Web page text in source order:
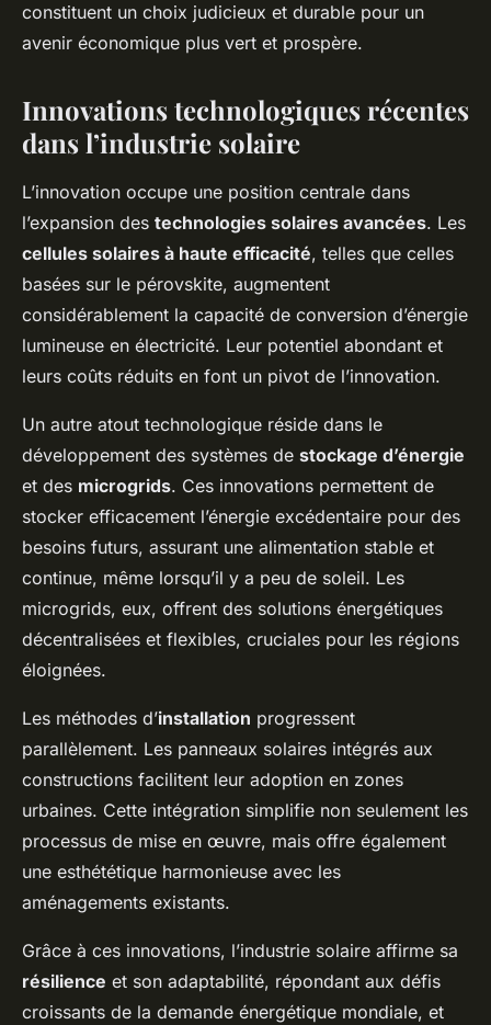
constituent un choix judicieux et durable pour un
avenir économique plus vert et prospère.
Innovations technologiques récentes
dans l’industrie solaire
L’innovation occupe une position centrale dans
l’expansion des technologies solaires avancées. Les
cellules solaires à haute efficacité, telles que celles
basées sur le pérovskite, augmentent
considérablement la capacité de conversion d’énergie
lumineuse en électricité. Leur potentiel abondant et
leurs coûts réduits en font un pivot de l’innovation.
Un autre atout technologique réside dans le
développement des systèmes de stockage d’énergie
et des microgrids. Ces innovations permettent de
stocker efficacement l’énergie excédentaire pour des
besoins futurs, assurant une alimentation stable et
continue, même lorsqu’il y a peu de soleil. Les
microgrids, eux, offrent des solutions énergétiques
décentralisées et flexibles, cruciales pour les régions
éloignées.
Les méthodes d’installation progressent
parallèlement. Les panneaux solaires intégrés aux
constructions facilitent leur adoption en zones
urbaines. Cette intégration simplifie non seulement les
processus de mise en œuvre, mais offre également
une esthététique harmonieuse avec les
aménagements existants.
Grâce à ces innovations, l’industrie solaire affirme sa
résilience et son adaptabilité, répondant aux défis
croissants de la demande énergétique mondiale, et